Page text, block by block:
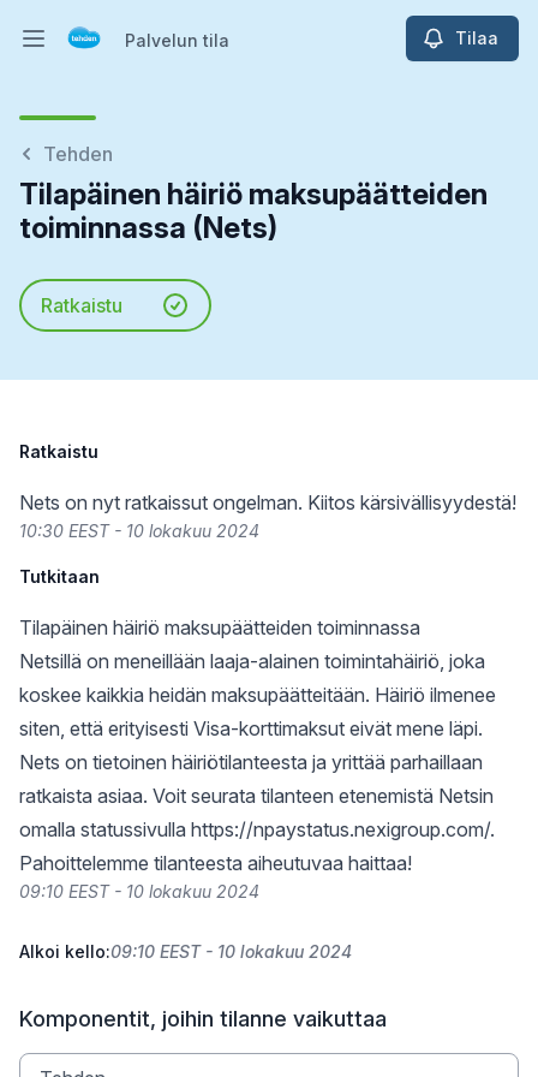
Avaa päävalikkoPalvelun tila Tilaa
Tehden
Tilapäinen häiriö maksupäätteiden
toiminnassa (Nets)
Ratkaistu
Ratkaistu
Nets on nyt ratkaissut ongelman. Kiitos kärsivällisyydestä!
10:30 EEST - 10 lokakuu 2024
Tutkitaan
Tilapäinen häiriö maksupäätteiden toiminnassa
Netsillä on meneillään laaja-alainen toimintahäiriö, joka
koskee kaikkia heidän maksupäätteitään. Häiriö ilmenee
siten, että erityisesti Visa-korttimaksut eivät mene läpi.
Nets on tietoinen häiriötilanteesta ja yrittää parhaillaan
ratkaista asiaa. Voit seurata tilanteen etenemistä Netsin
omalla statussivulla https://npaystatus.nexigroup.com/.
Pahoittelemme tilanteesta aiheutuvaa haittaa!
09:10 EEST - 10 lokakuu 2024
Alkoi kello:09:10 EEST - 10 lokakuu 2024
Komponentit, joihin tilanne vaikuttaa